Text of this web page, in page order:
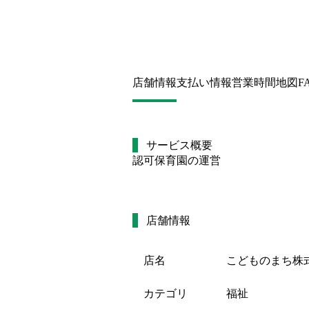
店舗情報支払い情報営業時間地図
サービス概要
認可保育園の運営
店舗情報
店名 こどものまち株
カテゴリ 福祉